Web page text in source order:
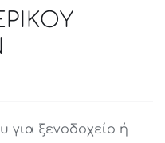
για ξενοδοχείο ή